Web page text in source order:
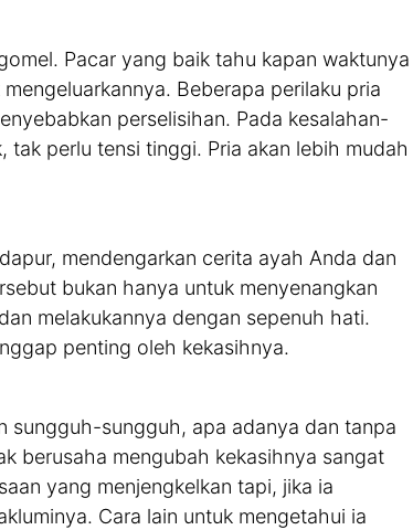
Pacar yang baik tahu kapan waktunya
Beberapa perilaku pria
perselisihan. Pada kesalahan-
tak perlu tensi tinggi. Pria akan lebih mudah
mendengarkan cerita ayah Anda dan
bukan hanya untuk menyenangkan
melakukannya dengan sepenuh hati.
penting oleh kekasihnya.
sungguh-sungguh, apa adanya dan tanpa
berusaha mengubah kekasihnya sangat
yang menjengkelkan tapi, jika ia
Cara lain untuk mengetahui ia